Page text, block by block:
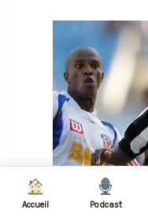
Il fait croire
Accueil Podcast